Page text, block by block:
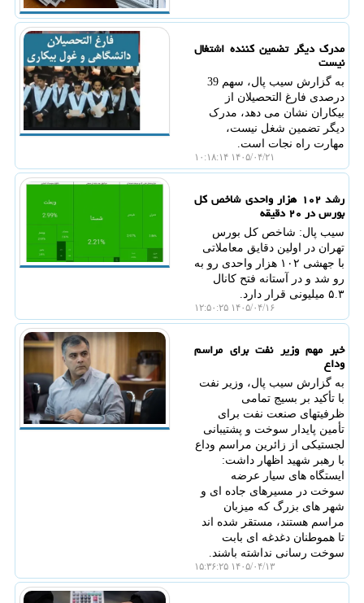
مدرک دیگر تضمین کننده اشتغال
نیست
به گزارش سیب پال، سهم 39
درصدی فارغ التحصیلان از
بیکاران نشان می دهد، مدرک
دیگر تضمین شغل نیست،
مهارت راه نجات است.
۱۴۰۵/۰۴/۲۱ ۱۰:۱۸:۱۴
رشد ۱۰۲ هزار واحدی شاخص کل
بورس در ۲۰ دقیقه
سیب پال: شاخص کل بورس
تهران در اولین دقایق معاملاتی
با جهشی ۱۰۲ هزار واحدی رو به
رو شد و در آستانه فتح کانال
۵.۳ میلیونی قرار دارد.
۱۴۰۵/۰۴/۱۶ ۱۲:۵۰:۲۵
خبر مهم وزیر نفت برای مراسم
وداع
به گزارش سیب پال، وزیر نفت
با تأکید بر بسیج تمامی
ظرفیتهای صنعت نفت برای
تأمین پایدار سوخت و پشتیبانی
لجستیکی از زائرین مراسم وداع
با رهبر شهید اظهار داشت:
ایستگاه های سیار عرضه
سوخت در مسیرهای جاده ای و
شهر های بزرگ که میزبان
مراسم هستند، مستقر شده اند
تا هموطنان دغدغه ای بابت
سوخت رسانی نداشته باشند.
۱۴۰۵/۰۴/۱۳ ۱۵:۳۶:۲۵